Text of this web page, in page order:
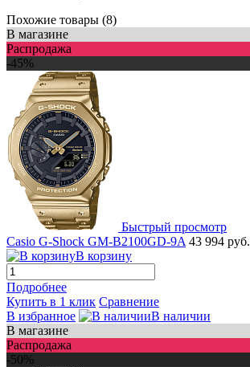
Похожие товары (8)
В магазине
Распродажа
-45%
Быстрый просмотр
Casio G-Shock GM-B2100GD-9A 43 994 руб.
В корзину
Подробнее
Купить в 1 клик Сравнение
В избранное
В наличии
В магазине
Распродажа
-50%